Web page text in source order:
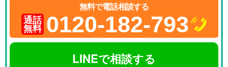
無料で電話相談する
通話
無料 0120-182-793
LINEで相談する